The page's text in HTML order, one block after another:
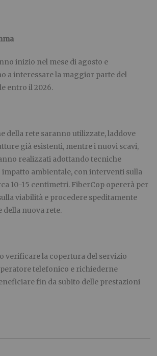
inizio nel mese di agosto e
a interessare la maggior parte del
entro il 2026.
della rete saranno utilizzate, laddove
già esistenti, mentre i nuovi scavi,
realizzati adottando tecniche
impatto ambientale, con interventi sulla
10-15 centimetri. FiberCop opererà per
viabilità e procedere speditamente
della nuova rete.
verificare la copertura del servizio
telefonico e richiederne
fin da subito delle prestazioni